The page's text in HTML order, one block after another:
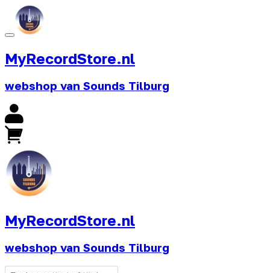
MyRecordStore.nl
webshop van Sounds Tilburg
MyRecordStore.nl
webshop van Sounds Tilburg